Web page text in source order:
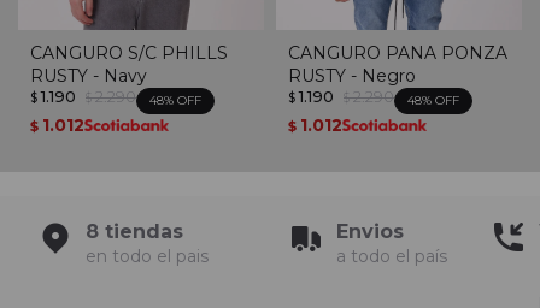
CANGURO S/C PHILLS
RUSTY - Navy
$ 1.190 $ 2.290 48
$ 1.012
CANGURO PANA PONZA
RUSTY - Negro
$ 1.190 $ 2.290 48
$ 1.012
8 tiendas
en todo el pais
Envios
a todo el país